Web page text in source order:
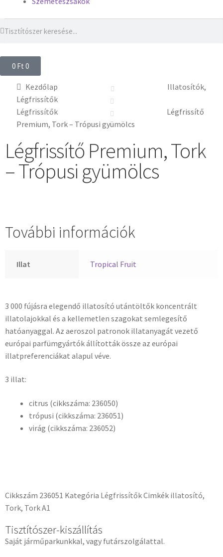
0 Ft 0
Kezdőlap
Illatosítók,
Légfrissítők
Légfrissítők
Légfrissítő
Premium, Tork – Trópusi gyümölcs
Légfrissítő Premium, Tork
– Trópusi gyümölcs
További információk
Illat Tropical Fruit
3 000 fújásra elegendő illatosító utántöltők koncentrált
illatolajokkal és a kellemetlen szagokat semlegesítő
hatóanyaggal. Az aeroszol patronok illatanyagát vezető
európai parfümgyártók állították össze az európai
illatpreferenciákat alapul véve.
3 illat:
citrus (cikkszáma: 236050)
trópusi (cikkszáma: 236051)
virág (cikkszáma: 236052)
Cikkszám 236051 Kategória LégfrissítőkCimkék illatosító,
Tork, Tork A1
Tisztítószer-kiszállítás
Saját járműparkunkkal, vagy futárszolgálattal.